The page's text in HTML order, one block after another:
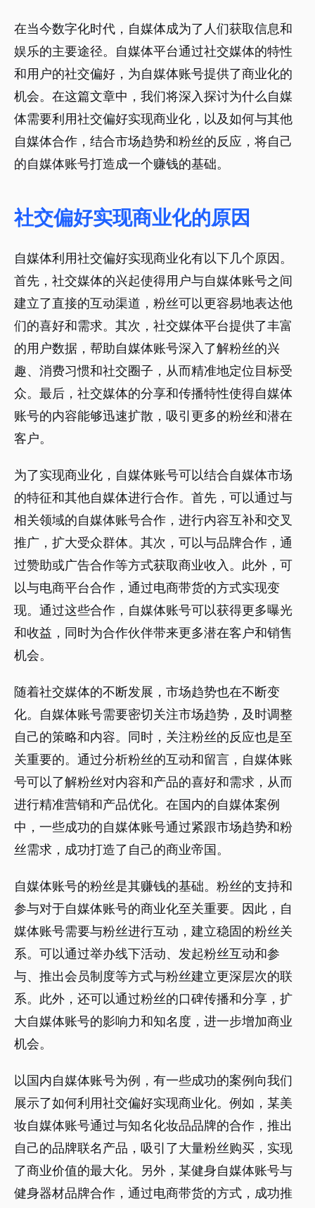
在当今数字化时代，自媒体成为了人们获取信息和
娱乐的主要途径。自媒体平台通过社交媒体的特性
和用户的社交偏好，为自媒体账号提供了商业化的
机会。在这篇文章中，我们将深入探讨为什么自媒
体需要利用社交偏好实现商业化，以及如何与其他
自媒体合作，结合市场趋势和粉丝的反应，将自己
的自媒体账号打造成一个赚钱的基础。
社交偏好实现商业化的原因
自媒体利用社交偏好实现商业化有以下几个原因。
首先，社交媒体的兴起使得用户与自媒体账号之间
建立了直接的互动渠道，粉丝可以更容易地表达他
们的喜好和需求。其次，社交媒体平台提供了丰富
的用户数据，帮助自媒体账号深入了解粉丝的兴
趣、消费习惯和社交圈子，从而精准地定位目标受
众。最后，社交媒体的分享和传播特性使得自媒体
账号的内容能够迅速扩散，吸引更多的粉丝和潜在
客户。
为了实现商业化，自媒体账号可以结合自媒体市场
的特征和其他自媒体进行合作。首先，可以通过与
相关领域的自媒体账号合作，进行内容互补和交叉
推广，扩大受众群体。其次，可以与品牌合作，通
过赞助或广告合作等方式获取商业收入。此外，可
以与电商平台合作，通过电商带货的方式实现变
现。通过这些合作，自媒体账号可以获得更多曝光
和收益，同时为合作伙伴带来更多潜在客户和销售
机会。
随着社交媒体的不断发展，市场趋势也在不断变
化。自媒体账号需要密切关注市场趋势，及时调整
自己的策略和内容。同时，关注粉丝的反应也是至
关重要的。通过分析粉丝的互动和留言，自媒体账
号可以了解粉丝对内容和产品的喜好和需求，从而
进行精准营销和产品优化。在国内的自媒体案例
中，一些成功的自媒体账号通过紧跟市场趋势和粉
丝需求，成功打造了自己的商业帝国。
自媒体账号的粉丝是其赚钱的基础。粉丝的支持和
参与对于自媒体账号的商业化至关重要。因此，自
媒体账号需要与粉丝进行互动，建立稳固的粉丝关
系。可以通过举办线下活动、发起粉丝互动和参
与、推出会员制度等方式与粉丝建立更深层次的联
系。此外，还可以通过粉丝的口碑传播和分享，扩
大自媒体账号的影响力和知名度，进一步增加商业
机会。
以国内自媒体账号为例，有一些成功的案例向我们
展示了如何利用社交偏好实现商业化。例如，某美
妆自媒体账号通过与知名化妆品品牌的合作，推出
自己的品牌联名产品，吸引了大量粉丝购买，实现
了商业价值的最大化。另外，某健身自媒体账号与
健身器材品牌合作，通过电商带货的方式，成功推